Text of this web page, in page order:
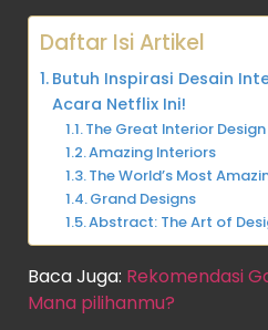
Daftar Isi Artikel
Butuh Inspirasi Desain
Acara Netflix Ini!
The Great Interior
Amazing Interiors
The World’s Most
Grand Designs
Abstract: The Art of
Baca Juga: Rekomendasi
Mana pilihanmu?